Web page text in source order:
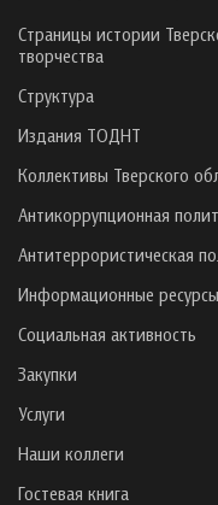
Страницы истории
творчества
Структура
Издания ТОДНТ
Коллективы Тверского
Антикоррупционная
Антитеррористическая
Информационные
Социальная активность
Закупки
Услуги
Наши коллеги
Гостевая книга